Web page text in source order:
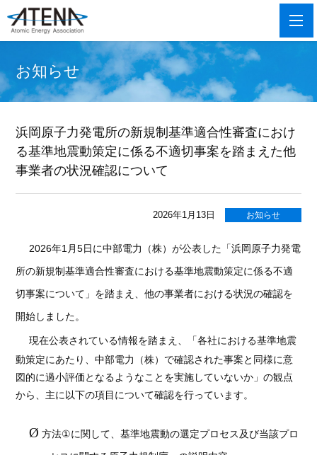
お知らせ
浜岡原子力発電所の新規制基準適合性審査におけ
る基準地震動策定に係る不適切事案を踏まえた他
事業者の状況確認について
2026年1月13日 お知らせ
2026年1月5日に中部電力（株）が公表した「浜岡原子力発電
所の新規制基準適合性審査における基準地震動策定に係る不適
切事案について」を踏まえ、他の事業者における状況の確認を
開始しました。
現在公表されている情報を踏まえ、「各社における基準地震
動策定にあたり、中部電力（株）で確認された事案と同様に意
図的に過小評価となるようなことを実施していないか」の観点
から、主に以下の項目について確認を行っています。
Ø 方法①に関して、基準地震動の選定プロセス及び当該プロ